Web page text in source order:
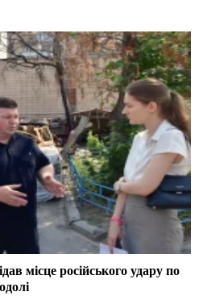
місце російського удару по